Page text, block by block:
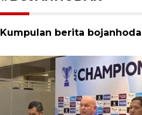
Kumpulan berita